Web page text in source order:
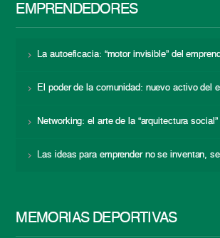
EMPRENDEDORES
La autoeficacia: “motor invisible” del
El poder de la comunidad: nuevo activo del
Networking: el arte de la “arquitectura
Las ideas para emprender no se inventan,
MEMORIAS DEPORTIVAS